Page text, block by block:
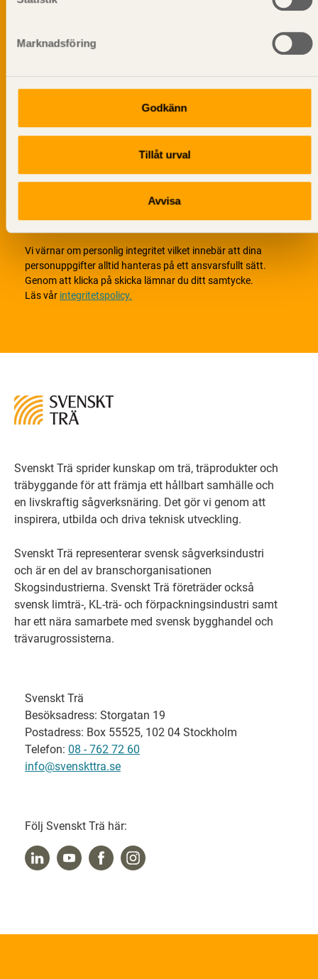
Marknadsföring
Godkänn
Tillåt urval
Avvisa
Vi värnar om personlig integritet vilket innebär att dina
personuppgifter alltid hanteras på ett ansvarsfullt sätt.
Genom att klicka på skicka lämnar du ditt samtycke.
Läs vår integritetspolicy.
Svenskt Trä sprider kunskap om trä, träprodukter och
träbyggande för att främja ett hållbart samhälle och
en livskraftig sågverksnäring. Det gör vi genom att
inspirera, utbilda och driva teknisk utveckling.
Svenskt Trä representerar svensk sågverksindustri
och är en del av branschorganisationen
Skogsindustrierna. Svenskt Trä företräder också
svensk limträ-, KL-trä- och förpackningsindustri samt
har ett nära samarbete med svensk bygghandel och
trävarugrossisterna.
Svenskt Trä
Besöksadress: Storgatan 19
Postadress: Box 55525, 102 04 Stockholm
Telefon: 08 - 762 72 60
info@svenskttra.se
Följ Svenskt Trä här: